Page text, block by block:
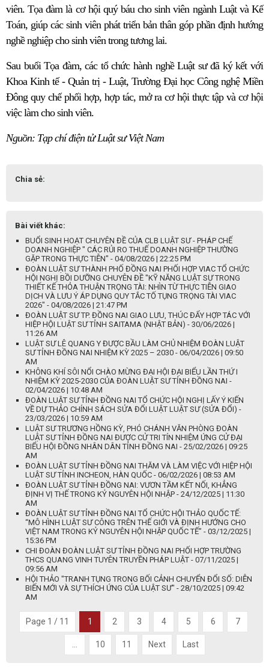
viên. Tọa đàm là cơ hội quý báu cho sinh viên ngành Luật và Kế
Toán, giúp các sinh viên phát triển bản thân góp phần định hướng
nghề nghiệp cho sinh viên trong tương lai.
Sau buổi Tọa đàm, các tổ chức hành nghề Luật sư đã ký kết với
Khoa Kinh tế - Quản trị - Luật, Trường Đại học Công nghệ Miền
Đông quy chế phối hợp, hợp tác, mở ra cơ hội thực tập và cơ hội
việc làm cho sinh viên.
Nguồn: Tạp chí điện tử Luật sư Việt Nam
Chia sẻ:
Bài viết khác:
BUỔI SINH HOẠT CHUYÊN ĐỀ CỦA CLB LUẬT SƯ - PHÁP CHẾ
DOANH NGHIỆP " CÁC RỦI RO THUẾ DOANH NGHIỆP THƯỜNG
GẶP TRONG THỰC TIỄN" - 04/08/2026 | 22:25 PM
ĐOÀN LUẬT SƯ THÀNH PHỐ ĐỒNG NAI PHỐI HỢP VIAC TỔ CHỨC
HỘI NGHỊ BỒI DƯỠNG CHUYÊN ĐỀ "KỸ NĂNG LUẬT SƯ TRONG
THIẾT KẾ THỎA THUẬN TRỌNG TÀI: NHÌN TỪ THỰC TIỄN GIAO
DỊCH VÀ LƯU Ý ÁP DỤNG QUY TẮC TỐ TỤNG TRỌNG TÀI VIAC
2026" - 04/08/2026 | 21:47 PM
ĐOÀN LUẬT SƯ TP. ĐỒNG NAI GIAO LƯU, THÚC ĐẨY HỢP TÁC VỚI
HIỆP HỘI LUẬT SƯ TỈNH SAITAMA (NHẬT BẢN) - 30/06/2026 |
11:26 AM
LUẬT SƯ LÊ QUANG Y ĐƯỢC BẦU LÀM CHỦ NHIỆM ĐOÀN LUẬT
SƯ TỈNH ĐỒNG NAI NHIỆM KỲ 2025 – 2030 - 06/04/2026 | 09:50
AM
KHÔNG KHÍ SÔI NỔI CHÀO MỪNG ĐẠI HỘI ĐẠI BIỂU LẦN THỨ I
NHIỆM KỲ 2025-2030 CỦA ĐOÀN LUẬT SƯ TỈNH ĐỒNG NAI -
02/04/2026 | 10:48 AM
ĐOÀN LUẬT SƯ TỈNH ĐỒNG NAI TỔ CHỨC HỘI NGHỊ LẤY Ý KIẾN
VỀ DỰ THẢO CHÍNH SÁCH SỬA ĐỔI LUẬT LUẬT SƯ (SỬA ĐỔI) -
23/03/2026 | 10:59 AM
LUẬT SƯ TRƯƠNG HỒNG KỲ, PHÓ CHÁNH VĂN PHÒNG ĐOÀN
LUẬT SƯ TỈNH ĐỒNG NAI ĐƯỢC CỬ TRI TÍN NHIỆM ỨNG CỬ ĐẠI
BIỂU HỘI ĐỒNG NHÂN DÂN TỈNH ĐỒNG NAI - 25/02/2026 | 09:25
AM
ĐOÀN LUẬT SƯ TỈNH ĐỒNG NAI THĂM VÀ LÀM VIỆC VỚI HIỆP HỘI
LUẬT SƯ TỈNH INCHEON, HÀN QUỐC - 06/02/2026 | 08:53 AM
ĐOÀN LUẬT SƯ TỈNH ĐỒNG NAI: VƯƠN TẦM KẾT NỐI, KHẲNG
ĐỊNH VỊ THẾ TRONG KỶ NGUYÊN HỘI NHẬP - 24/12/2025 | 11:30
AM
ĐOÀN LUẬT SƯ TỈNH ĐỒNG NAI TỔ CHỨC HỘI THẢO QUỐC TẾ:
“MÔ HÌNH LUẬT SƯ CÔNG TRÊN THẾ GIỚI VÀ ĐỊNH HƯỚNG CHO
VIỆT NAM TRONG KỶ NGUYÊN HỘI NHẬP QUỐC TẾ” - 03/12/2025 |
15:36 PM
CHI ĐOÀN ĐOÀN LUẬT SƯ TỈNH ĐỒNG NAI PHỐI HỢP TRƯỜNG
THCS QUANG VINH TUYÊN TRUYỀN PHÁP LUẬT - 07/11/2025 |
09:56 AM
HỘI THẢO "TRANH TỤNG TRONG BỐI CẢNH CHUYỂN ĐỔI SỐ: DIỄN
BIẾN MỚI VÀ SỰ THÍCH ỨNG CỦA LUẬT SƯ" - 28/10/2025 | 09:42
AM
Page 1 / 11 1 2 3 4 5 6 7
10 11 Next Last